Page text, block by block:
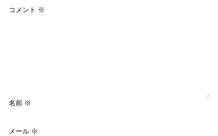
コメント ※
名前 ※
メール ※